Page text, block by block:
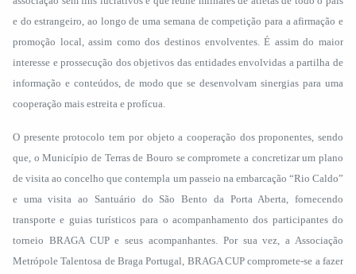
e do estrangeiro, ao longo de uma semana de competição para a afirmação e
promoção local, assim como dos destinos envolventes. É assim do maior
interesse e prossecução dos objetivos das entidades envolvidas a partilha de
informação e conteúdos, de modo que se desenvolvam sinergias para uma
cooperação mais estreita e profícua.
O presente protocolo tem por objeto a cooperação dos proponentes, sendo
que, o Município de Terras de Bouro se compromete a concretizar um plano
de visita ao concelho que contempla um passeio na embarcação “Rio Caldo”
e uma visita ao Santuário do São Bento da Porta Aberta, fornecendo
transporte e guias turísticos para o acompanhamento dos participantes do
torneio BRAGA CUP e seus acompanhantes. Por sua vez, a Associação
Metrópole Talentosa de Braga Portugal, BRAGA CUP compromete-se a fazer